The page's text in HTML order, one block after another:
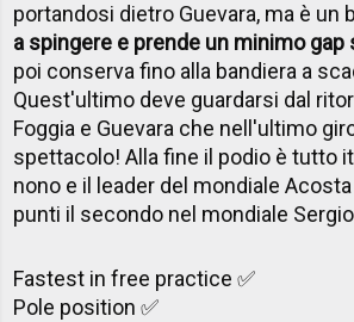
portandosi dietro Guevara, ma è un
a spingere e prende un minimo gap
poi conserva fino alla bandiera a
Quest'ultimo deve guardarsi dal
Foggia e Guevara che nell'ultimo
spettacolo! Alla fine il podio è tutto
nono e il leader del mondiale Acosta
punti il secondo nel mondiale Sergio
Fastest in free practice ✅
Pole position ✅